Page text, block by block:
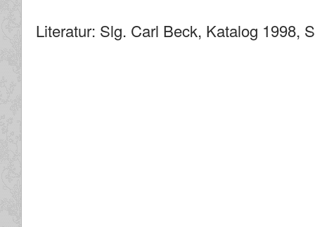
Literatur: Slg. Carl Beck, Katalog 1998,